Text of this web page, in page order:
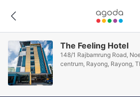
The Feeling Hotel
148/1 Rajbamrung Road,
centrum, Rayong, Rayong,